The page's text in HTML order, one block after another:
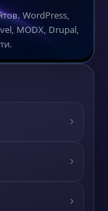
WordPress,
MODX, Drupal,